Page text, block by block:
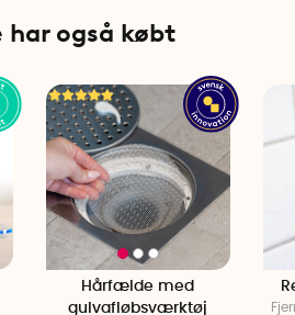
har også købt
Hårfælde med
gulvafløbsværktøj